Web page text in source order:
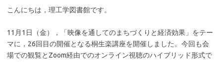
こんにちは，理工学図書館です。
11月1日（金），「映像を通してのまちづくりと経済効果」をテー
マに，26回目の開催となる桐生楽講座を開催しました。今回も会
場での観覧とZoom経由でのオンライン視聴のハイブリッド形式で